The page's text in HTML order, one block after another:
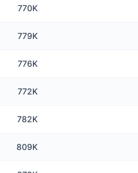
770K
779K
776K
772K
782K
809K